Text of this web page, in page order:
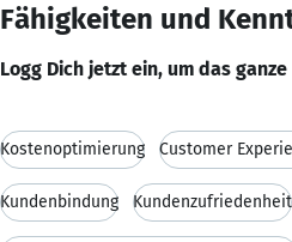
Fähigkeiten und
Logg Dich jetzt ein, um das
Kostenoptimierung Customer
Kundenbindung Kundenzufriedenheit